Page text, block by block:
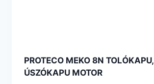
PROTECO MEKO 8N TOLÓKAPU,
ÚSZÓKAPU MOTOR